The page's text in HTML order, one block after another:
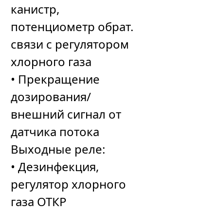
канистр,
потенциометр обрат.
связи с регулятором
хлорного газа
• Прекращение
дозирования/
внешний сигнал от
датчика потока
Выходные реле:
• Дезинфекция,
регулятор хлорного
газа ОТКР